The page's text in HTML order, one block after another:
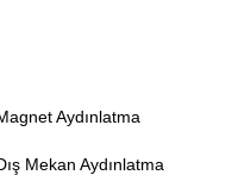
Aydınlatma
Mekan Aydınlatma